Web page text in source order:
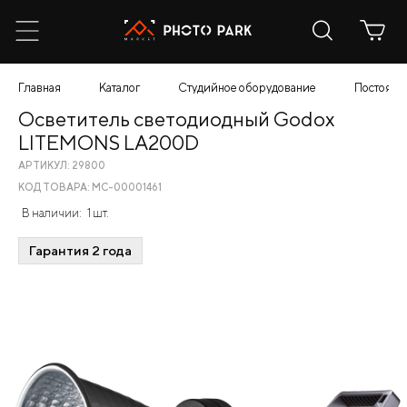
Главная Каталог Студийное оборудование
Осветитель светодиодный Godox
LITEMONS LA200D
АРТИКУЛ: 29800
КОД ТОВАРА: МС-00001461
В наличии: 1 шт.
Гарантия 2 года